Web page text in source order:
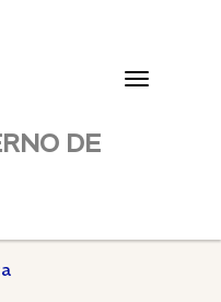
Toggle
DE